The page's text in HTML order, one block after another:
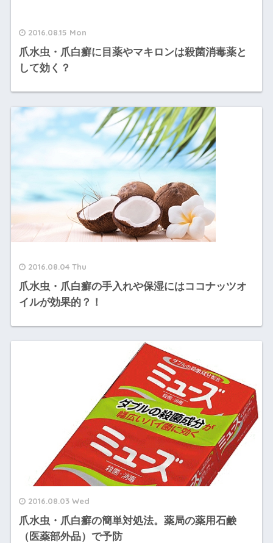
2016.08.15 Mon
爪水虫・爪白癬に目薬やマキロンは殺菌消毒薬と
して効く？
2016.08.04 Thu
爪水虫・爪白癬の手入れや保湿にはココナッツオ
イルが効果的？！
2016.08.03 Wed
爪水虫・爪白癬の簡単対処法。薬局の薬用石鹸
（医薬部外品）で予防